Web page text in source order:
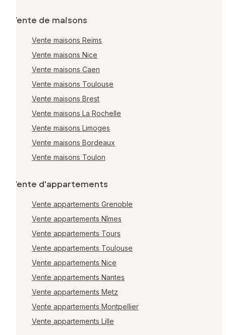
Vente de maisons
Vente maisons Reims
Vente maisons Nice
Vente maisons Caen
Vente maisons Toulouse
Vente maisons Brest
Vente maisons La Rochelle
Vente maisons Limoges
Vente maisons Bordeaux
Vente maisons Toulon
Vente d'appartements
Vente appartements Grenoble
Vente appartements Nîmes
Vente appartements Tours
Vente appartements Toulouse
Vente appartements Nice
Vente appartements Nantes
Vente appartements Metz
Vente appartements Montpellier
Vente appartements Lille